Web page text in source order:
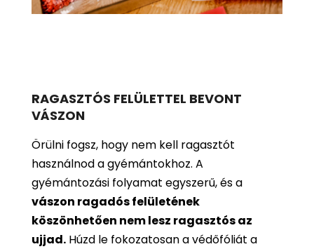
RAGASZTÓS FELÜLETTEL BEVONT
VÁSZON
Örülni fogsz, hogy nem kell ragasztót
használnod a gyémántokhoz. A
gyémántozási folyamat egyszerű, és a
vászon ragadós felületének
köszönhetően nem lesz ragasztós az
ujjad. Húzd le fokozatosan a védőfóliát a